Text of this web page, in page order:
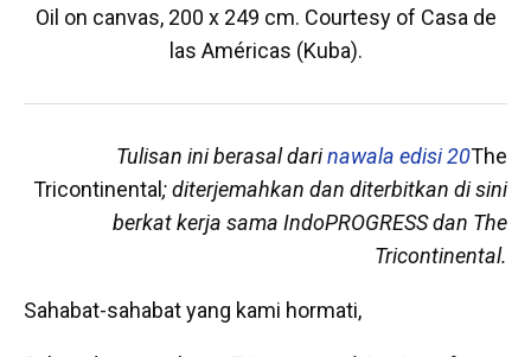
Oil on canvas, 200 x 249 cm. Courtesy of Casa de
las Américas (Kuba).
Tulisan ini berasal darinawala edisi 20The
Tricontinental ; diterjemahkan dan diterbitkan di sini
berkat kerja sama IndoPROGRESS dan The
Tricontinental.
Sahabat-sahabat yang kami hormati,